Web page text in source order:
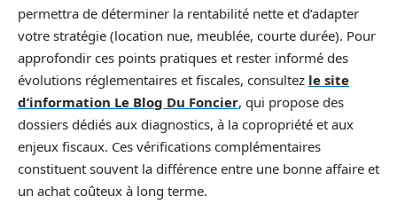
permettra de déterminer la rentabilité nette et d’adapter
votre stratégie (location nue, meublée, courte durée). Pour
approfondir ces points pratiques et rester informé des
évolutions réglementaires et fiscales, consultez le site
d’information Le Blog Du Foncier, qui propose des
dossiers dédiés aux diagnostics, à la copropriété et aux
enjeux fiscaux. Ces vérifications complémentaires
constituent souvent la différence entre une bonne affaire et
un achat coûteux à long terme.